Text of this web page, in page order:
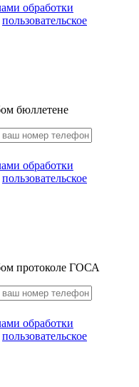
обработки
пользовательское
бюллетене
обработки
пользовательское
протоколе ГОСА
обработки
пользовательское